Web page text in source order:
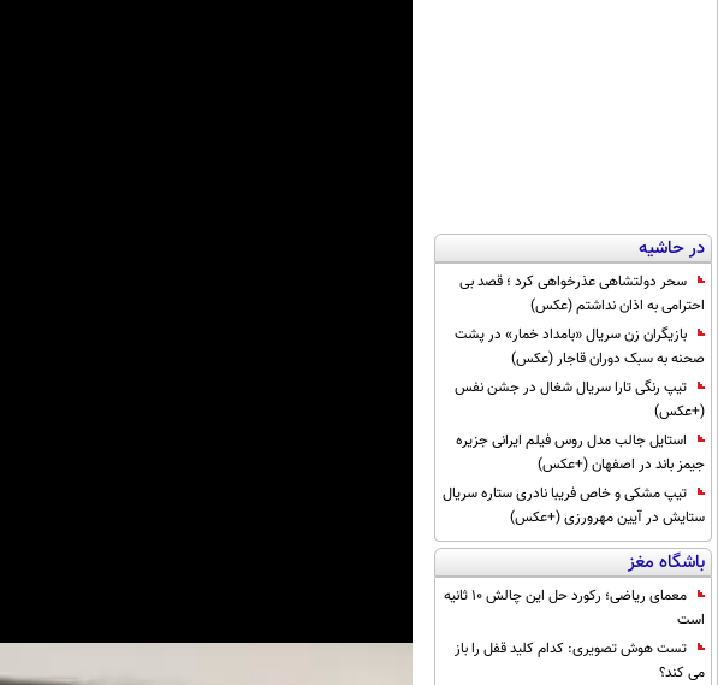
در حاشیه
سحر دولتشاهی عذرخواهی کرد ؛ قصد بی
احترامی به اذان نداشتم (عکس)
بازیگران زن سریال «بامداد خمار» در پشت
صحنه به سبک دوران قاجار (عکس)
تیپ رنگی تارا سریال شغال در جشن نفس
(+عکس)
استایل جالب مدل روس فیلم ایرانی جزیره
جیمز باند در اصفهان (+عکس)
تیپ مشکی و خاص فریبا نادری ستاره سریال
ستایش در آیین مهرورزی (+عکس)
باشگاه مغز
معمای ریاضی؛ رکورد حل این چالش 10 ثانیه
است
تست هوش تصویری: کدام کلید قفل را باز
می کند؟